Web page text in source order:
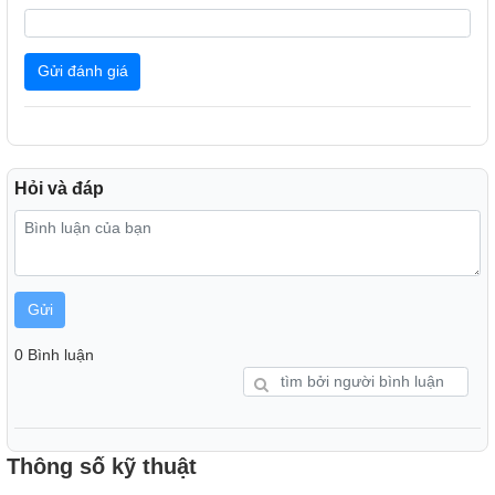
Gửi đánh giá
Hỏi và đáp
Gửi
0 Bình luận
Thông số kỹ thuật